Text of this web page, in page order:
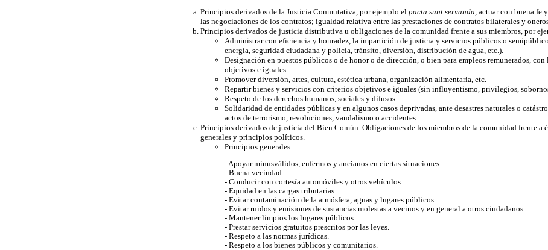
Principios derivados de la Justicia Conmutativa, por ejemplo el pacta sunt servanda, actuar con buena fe
las negociaciones de los contratos; igualdad relativa entre las prestaciones de contratos bilaterales y
Principios derivados de justicia distributiva u obligaciones de la comunidad frente a sus miembros, por
Administrar con eficiencia y honradez, la impartición de justicia y servicios públicos o
energía, seguridad ciudadana y policía, tránsito, diversión, distribución de agua, etc.).
Designación en puestos públicos o de honor o de dirección, o bien para empleos remunerados,
objetivos e iguales.
Promover diversión, artes, cultura, estética urbana, organización alimentaria, etc.
Repartir bienes y servicios con criterios objetivos e iguales (sin influyentismo, privilegios,
Respeto de los derechos humanos, sociales y difusos.
Solidaridad de entidades públicas y en algunos casos deprivadas, ante desastres naturales o
actos de terrorismo, revoluciones, vandalismo o accidentes.
Principios derivados de justicia del Bien Común. Obligaciones de los miembros de la comunidad frente a
generales y principios políticos.
Principios generales:
- Apoyar minusválidos, enfermos y ancianos en ciertas situaciones.
- Buena vecindad.
- Conducir con cortesía automóviles y otros vehículos.
- Equidad en las cargas tributarias.
- Evitar contaminación de la atmósfera, aguas y lugares públicos.
- Evitar ruidos y emisiones de sustancias molestas a vecinos y en general a otros ciudadanos.
- Mantener limpios los lugares públicos.
- Prestar servicios gratuitos prescritos por las leyes.
- Respeto a las normas jurídicas.
- Respeto a los bienes públicos y comunitarios.